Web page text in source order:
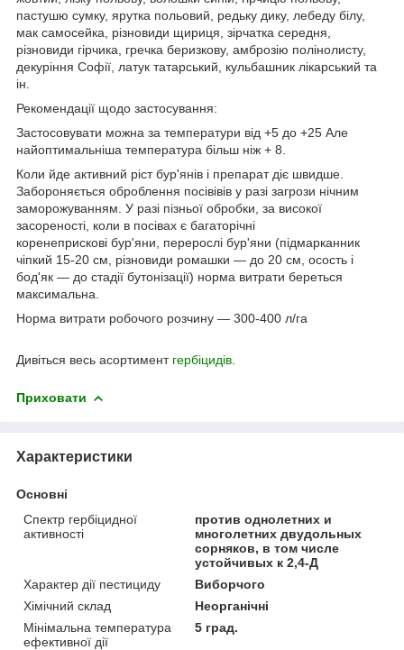
пастушю сумку, ярутка польовий, редьку дику, лебеду білу,
мак самосейка, різновиди щириця, зірчатка середня,
різновиди гірчика, гречка беризкову, амброзію полінолисту,
декуріння Софії, латук татарський, кульбашник лікарський та
ін.
Рекомендації щодо застосування:
Застосовувати можна за температури від +5 до +25 Але
найоптимальніша температура більш ніж + 8.
Коли йде активний ріст бур'янів і препарат діє швидше.
Забороняється оброблення посівівів у разі загрози нічним
заморожуванням. У разі пізньої обробки, за високої
засореності, коли в посівах є багаторічні
коренеприскові бур'яни, перерослі бур'яни (підмарканник
чіпкий 15-20 см, різновиди ромашки — до 20 см, осость і
бод'як — до стадії бутонізації) норма витрати береться
максимальна.
Норма витрати робочого розчину — 300-400 л/га
Дивіться весь асортимент гербіцидів
Приховати
Характеристики
Основні
Спектр гербіцидної
активності
против однолетних и
многолетних двудольных
сорняков, в том числе
устойчивых к 2,4-Д
Характер дії пестициду
Виборчого
Хімічний склад
Неорганічні
Мінімальна температура
ефективної дії
5 град.